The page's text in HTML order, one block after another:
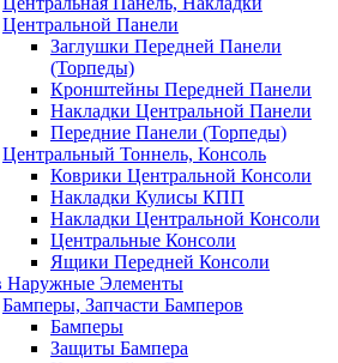
Центральной Панели
Заглушки Передней Панели
(Торпеды)
Кронштейны Передней Панели
Накладки Центральной Панели
Передние Панели (Торпеды)
Центральный Тоннель, Консоль
Коврики Центральной Консоли
Накладки Кулисы КПП
Накладки Центральной Консоли
Центральные Консоли
Ящики Передней Консоли
Наружные Элементы
Бамперы, Запчасти Бамперов
Бамперы
Защиты Бампера